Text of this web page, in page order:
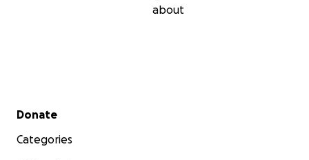
about
Secondary menu
Donate
Categories